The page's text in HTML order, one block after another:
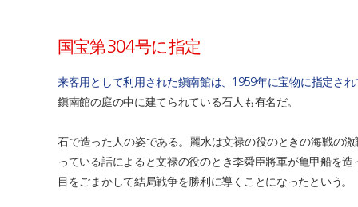
国宝第304号に指定
来客用として利用された鎭南館は、1959年に宝物に指定さ
鎭南館の庭の中に建てられている石人も有名だ。
石で造った人の姿である。麗水は文禄の役のときの海戦の
っている話によると文禄の役のとき李舜臣將軍が亀甲船を
目をごまかして結局戦争を勝利に導くことになったという。